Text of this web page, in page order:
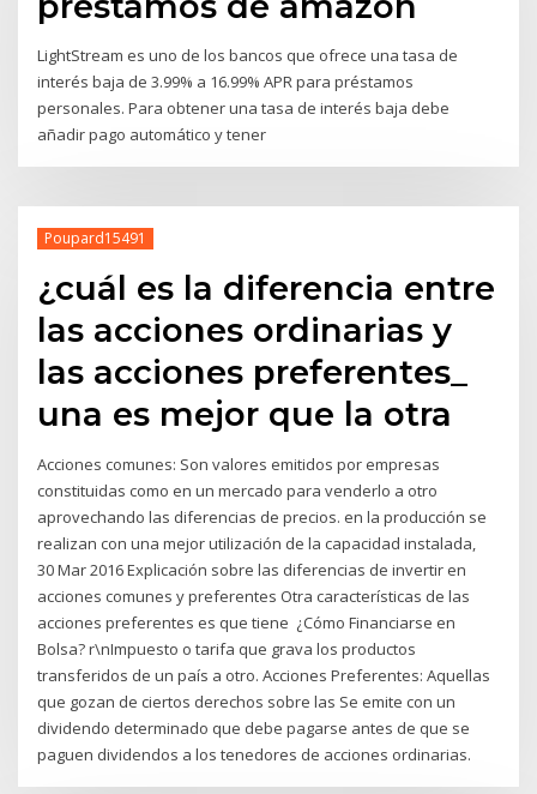
LightStream es uno de los bancos que ofrece una tasa de
interés baja de 3.99% a 16.99% APR para préstamos
personales. Para obtener una tasa de interés baja debe
añadir pago automático y tener
Poupard15491
¿cuál es la diferencia entre
las acciones ordinarias y
las acciones preferentes_
una es mejor que la otra
Acciones comunes: Son valores emitidos por empresas
constituidas como en un mercado para venderlo a otro
aprovechando las diferencias de precios. en la producción se
realizan con una mejor utilización de la capacidad instalada,
30 Mar 2016 Explicación sobre las diferencias de invertir en
acciones comunes y preferentes Otra características de las
acciones preferentes es que tiene ¿Cómo Financiarse en
Bolsa? r\nImpuesto o tarifa que grava los productos
transferidos de un país a otro. Acciones Preferentes: Aquellas
que gozan de ciertos derechos sobre las Se emite con un
dividendo determinado que debe pagarse antes de que se
paguen dividendos a los tenedores de acciones ordinarias.